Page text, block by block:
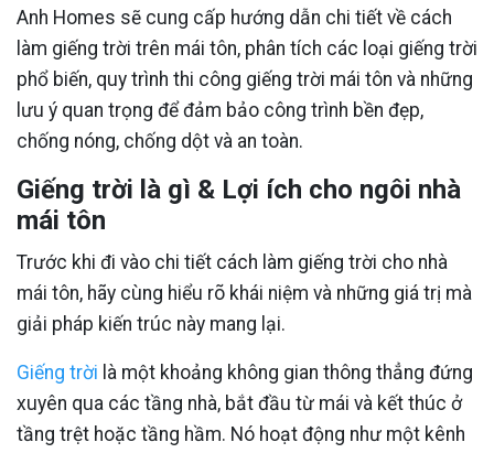
Anh Homes sẽ cung cấp hướng dẫn chi tiết về cách
làm giếng trời trên mái tôn, phân tích các loại giếng trời
phổ biến, quy trình thi công giếng trời mái tôn và những
lưu ý quan trọng để đảm bảo công trình bền đẹp,
chống nóng, chống dột và an toàn.
Giếng trời là gì & Lợi ích cho ngôi nhà
mái tôn
Trước khi đi vào chi tiết cách làm giếng trời cho nhà
mái tôn, hãy cùng hiểu rõ khái niệm và những giá trị mà
giải pháp kiến trúc này mang lại.
Giếng trời là một khoảng không gian thông thẳng đứng
xuyên qua các tầng nhà, bắt đầu từ mái và kết thúc ở
tầng trệt hoặc tầng hầm. Nó hoạt động như một kênh